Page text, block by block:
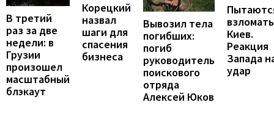
В третий
раз за две
недели: в
Грузии
произошел
масштабный
блэкаут
Корецкий
назвал
шаги для
спасения
бизнеса
Вывозил тела
погибших:
погиб
руководитель
поискового
отряда
Алексей Юков
взломать
Киев.
Реакция
Запада
удар